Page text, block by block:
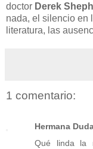
doctor Derek
nada, el silencio en
literatura, las
1 comentario:
Hermana
Qué linda la